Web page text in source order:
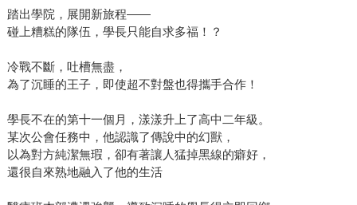
踏出學院，展開新旅程——
碰上糟糕的隊伍，學長只能自求多福！？
冷戰不斷，吐槽無盡，
為了沉睡的王子，即使超不對盤也得攜手合作！
學長不在的第十一個月，漾漾升上了高中二年級。
某次公會任務中，他認識了傳說中的幻獸，
以為對方純潔無瑕，卻有著讓人猛掉黑線的癖好，
還很自來熟地融入了他的生活